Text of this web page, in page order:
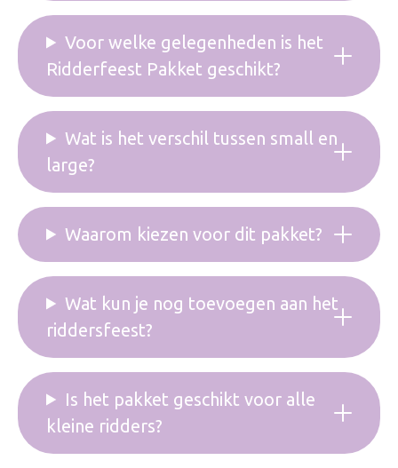
Voor welke gelegenheden is het
Ridderfeest Pakket geschikt?
Wat is het verschil tussen small en
large?
Waarom kiezen voor dit pakket?
Wat kun je nog toevoegen aan het
riddersfeest?
Is het pakket geschikt voor alle
kleine ridders?